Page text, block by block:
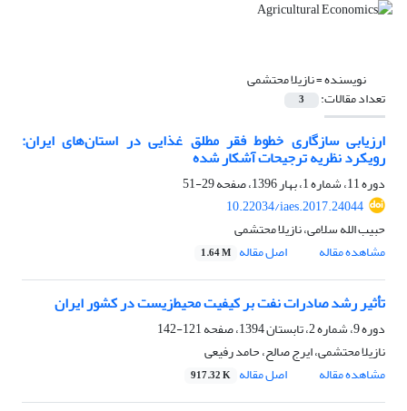
نویسنده =نازیلا محتشمی
تعداد مقالات: 3
ارزیابی سازگاری خطوط فقر مطلق غذایی در استان‌های ایران:
رویکرد نظریه ترجیحات آشکار شده
دوره 11، شماره 1، بهار 1396، صفحه
29-51
10.22034/iaes.2017.24044
حبیب الله سلامی، نازیلا محتشمی
مشاهده مقاله
اصل مقاله 1.64 M
تأثیر رشد صادرات نفت بر کیفیت محیط‌زیست در کشور ایران
دوره 9، شماره 2، تابستان 1394، صفحه
121-142
نازیلا محتشمی، ایرج صالح، حامد رفیعی
مشاهده مقاله
اصل مقاله 917.32 K